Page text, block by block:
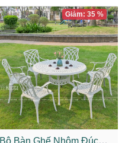
Giảm: 35 %